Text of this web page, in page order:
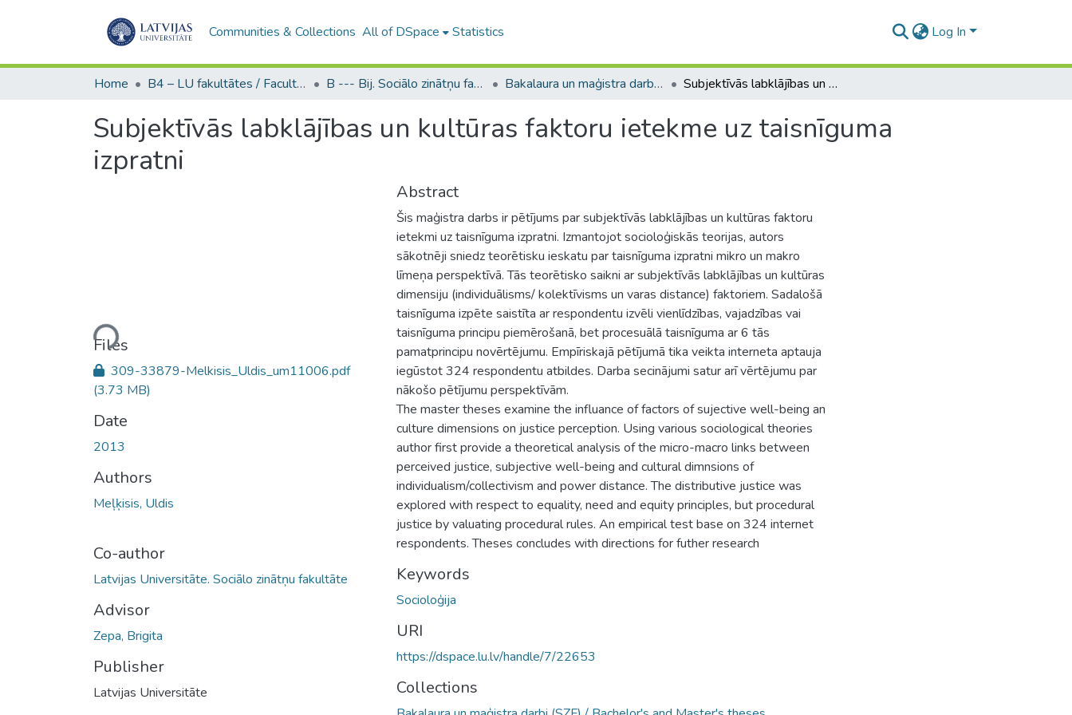
Communities & Collections All of DSpace Statistics Log In
Home B4 – LU fakultātes / Faculties of the UL B --- Bij. Sociālo zinātņu fakultātes noslēguma darbi / Faculty of Social Sciences - Graduate works Bakalaura un maģistra darbi (SZF) / Bachelor's and Master's theses Subjektīvās labklājības un kultūras faktoru ietekme uz taisnīguma izpratni
Subjektīvās labklājības un kultūras faktoru ietekme uz taisnīguma
izpratni
Loading...
Files
309-33879-Melkisis_Uldis_um11006.pdf
(3.73 MB)
Date
2013
Authors
Meļķisis, Uldis
Co-author
Latvijas Universitāte. Sociālo zinātņu fakultāte
Advisor
Zepa, Brigita
Publisher
Latvijas Universitāte
Abstract
Šis maģistra darbs ir pētījums par subjektīvās labklājības un kultūras faktoru
ietekmi uz taisnīguma izpratni. Izmantojot socioloģiskās teorijas, autors
sākotnēji sniedz teorētisku ieskatu par taisnīguma izpratni mikro un makro
līmeņa perspektīvā. Tās teorētisko saikni ar subjektīvās labklājības un kultūras
dimensiju (individuālisms/ kolektīvisms un varas distance) faktoriem. Sadalošā
taisnīguma izpēte saistīta ar respondentu izvēli vienlīdzības, vajadzības vai
taisnīguma principu piemērošanā, bet procesuālā taisnīguma ar 6 tās
pamatprincipu novērtējumu. Empīriskajā pētījumā tika veikta interneta aptauja
iegūstot 324 respondentu atbildes. Darba secinājumi satur arī vērtējumu par
nākošo pētījumu perspektīvām.
The master theses examine the influance of factors of sujective well-being an
culture dimensions on justice perception. Using various sociological theories
author first provide a theoretical analysis of the micro-macro links between
perceived justice, subjective well-being and cultural dimnsions of
individualism/collectivism and power distance. The distributive justice was
explored with respect to equality, need and equity principles, but procedural
justice by valuating procedural rules. An empirical test base on 324 internet
respondents. Theses concludes with directions for futher research
Keywords
Socioloģija
URI
https://dspace.lu.lv/handle/7/22653
Collections